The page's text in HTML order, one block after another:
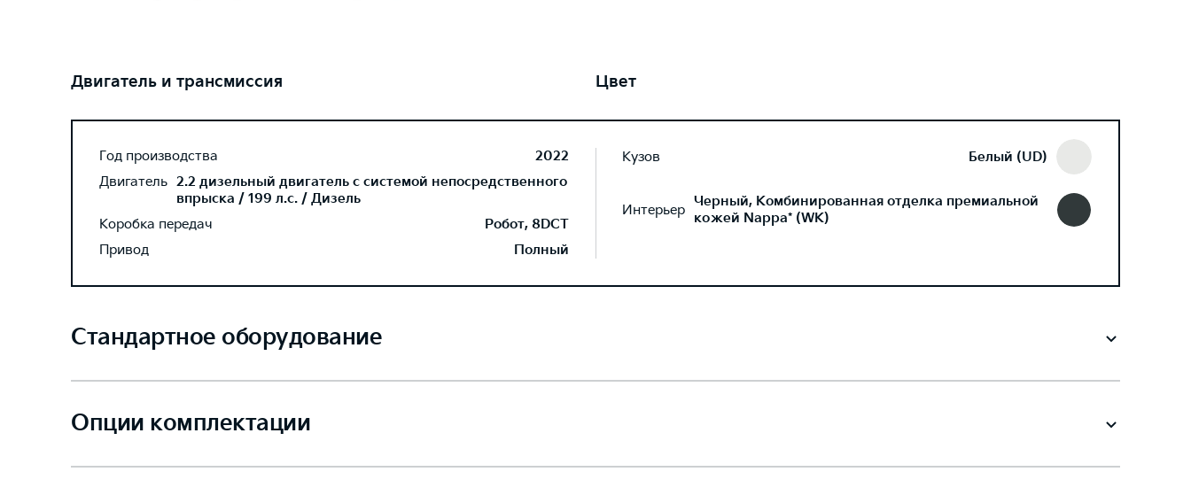
Двигатель и трансмиссия
Год производства
2022
Двигатель 2.2 дизельный двигатель с системой непосредственного
впрыска / 199 л.с. / Дизель
Коробка передач
Робот, 8DCT
Привод
Полный
Цвет
Кузов Белый (UD)
Интерьер Черный, Комбинированная отделка премиальной
кожей Nappa* (WK)
Стандартное оборудование
Опции комплектации